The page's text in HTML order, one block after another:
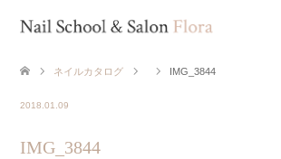
ネイルカタログ IMG_3844
2018.01.09
IMG_3844